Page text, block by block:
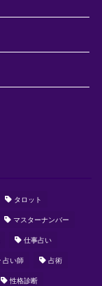
タロット
マスターナンバー
仕事占い
占い師 占術
性格診断